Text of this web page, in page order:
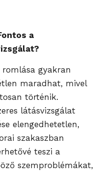
a
romlása gyakran
maradhat, mivel
történik.
látásvizsgálat
elengedhetetlen,
szakaszban
teszi a
szemproblémákat,